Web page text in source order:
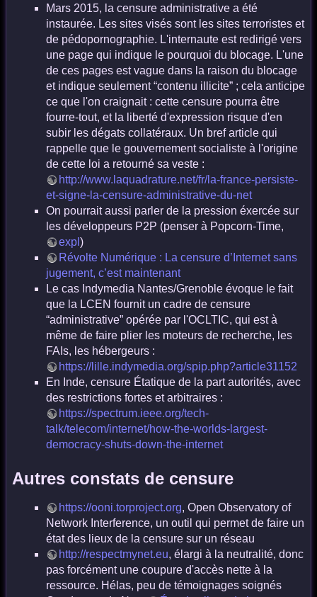
Mars 2015, la censure administrative a été
instaurée. Les sites visés sont les sites terroristes et
de pédopornographie. L'internaute est redirigé vers
une page qui indique le pourquoi du blocage. L'une
de ces pages est vague dans la raison du blocage
et indique seulement “contenu illicite” ; cela anticipe
ce que l'on craignait : cette censure pourra être
fourre-tout, et la liberté d'expression risque d'en
subir les dégats collatéraux. Un bref article qui
rappelle que le gouvernement socialiste à l'origine
de cette loi a retourné sa veste :
http://www.laquadrature.net/fr/la-france-persiste-
et-signe-la-censure-administrative-du-net
On pourrait aussi parler de la pression éxercée sur
les développeurs P2P (penser à Popcorn-Time,
expl )
Révolte Numérique : La censure d’Internet sans
jugement, c’est maintenant
Le cas Indymedia Nantes/Grenoble évoque le fait
que la LCEN fournit un cadre de censure
“administrative” opérée par l'OCLTIC, qui est à
même de faire plier les moteurs de recherche, les
FAIs, les hébergeurs :
https://lille.indymedia.org/spip.php?article31152
En Inde, censure Étatique de la part autorités, avec
des restrictions fortes et arbitraires :
https://spectrum.ieee.org/tech-
talk/telecom/internet/how-the-worlds-largest-
democracy-shuts-down-the-internet
Autres constats de censure
https://ooni.torproject.org, Open Observatory of
Network Interference, un outil qui permet de faire un
état des lieux de la censure sur un réseau
http://respectmynet.eu, élargi à la neutralité, donc
pas forcément une coupure d'accès nette à la
ressource. Hélas, peu de témoignages soignés